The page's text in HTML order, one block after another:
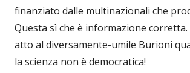
finanziato dalle multinazionali che
Questa sì che è informazione corretta.
atto al diversamente-umile Burioni
la scienza non è democratica!